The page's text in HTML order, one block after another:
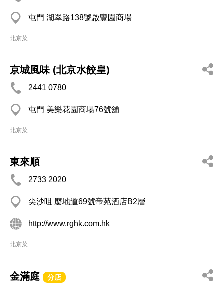
屯門 湖翠路138號啟豐園商場
北京菜
京城風味 (北京水餃皇)
2441 0780
屯門 美樂花園商場76號舖
北京菜
東來順
2733 2020
尖沙咀 麼地道69號帝苑酒店B2層
http://www.rghk.com.hk
北京菜
金滿庭 分店